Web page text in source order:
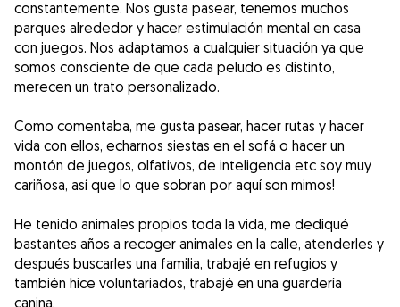
constantemente. Nos gusta pasear, tenemos muchos
parques alrededor y hacer estimulación mental en casa
con juegos. Nos adaptamos a cualquier situación ya que
somos consciente de que cada peludo es distinto,
merecen un trato personalizado.
Como comentaba, me gusta pasear, hacer rutas y hacer
vida con ellos, echarnos siestas en el sofá o hacer un
montón de juegos, olfativos, de inteligencia etc soy muy
cariñosa, así que lo que sobran por aquí son mimos!
He tenido animales propios toda la vida, me dediqué
bastantes años a recoger animales en la calle, atenderles y
después buscarles una familia, trabajé en refugios y
también hice voluntariados, trabajé en una guardería
canina.